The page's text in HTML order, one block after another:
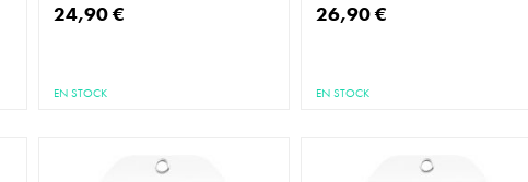
24,90 €
EN STOCK
26,90 €
EN STOCK